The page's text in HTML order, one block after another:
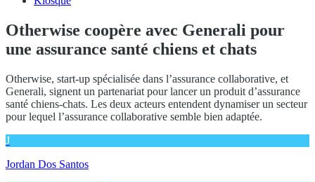
Otherwise coopère avec Generali pour
une assurance santé chiens et chats
Otherwise, start-up spécialisée dans l’assurance collaborative, et
Generali, signent un partenariat pour lancer un produit d’assurance
santé chiens-chats. Les deux acteurs entendent dynamiser un secteur
pour lequel l’assurance collaborative semble bien adaptée.
J
Jordan Dos Santos